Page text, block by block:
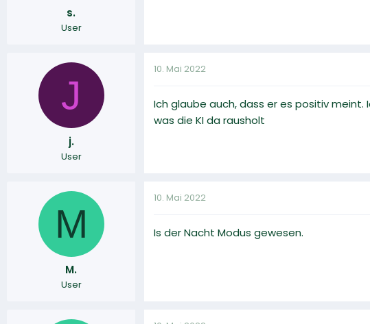
s.
User
J
j.
User
10. Mai 2022
Ich glaube auch, dass er es positiv
was die KI da rausholt
M
M.
User
10. Mai 2022
Is der Nacht Modus gewesen.